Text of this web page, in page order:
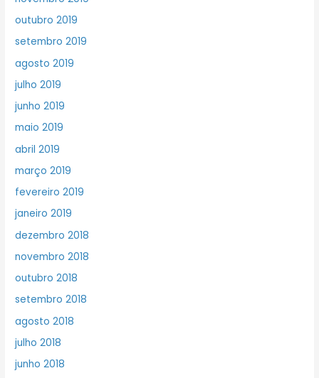
outubro 2019
setembro 2019
agosto 2019
julho 2019
junho 2019
maio 2019
abril 2019
março 2019
fevereiro 2019
janeiro 2019
dezembro 2018
novembro 2018
outubro 2018
setembro 2018
agosto 2018
julho 2018
junho 2018